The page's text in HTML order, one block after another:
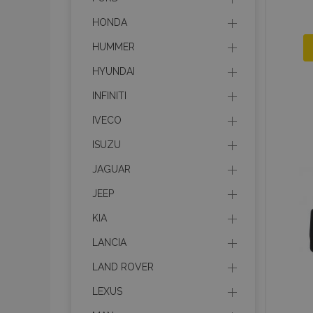
HONDA
HUMMER
HYUNDAI
INFINITI
IVECO
ISUZU
JAGUAR
JEEP
KIA
LANCIA
LAND ROVER
LEXUS